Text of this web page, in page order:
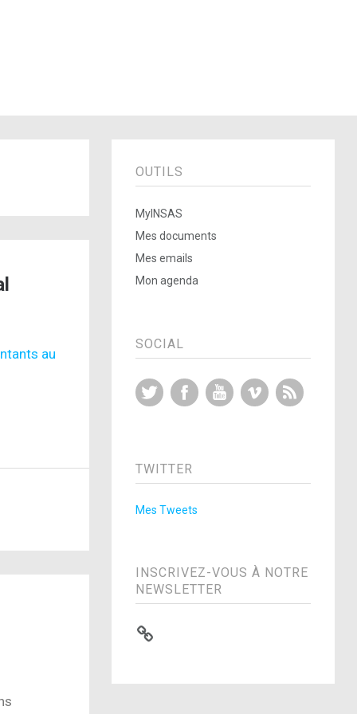
au
OUTILS
MyINSAS
Mes documents
Mes emails
Mon agenda
SOCIAL
Twitter FacebookYouTubeVimeo
TWITTER
Mes Tweets
INSCRIVEZ-VOUS À NOTRE
NEWSLETTER